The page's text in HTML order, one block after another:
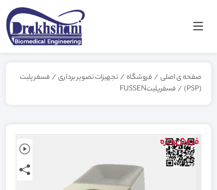
صفحه ی اصلی / فروشگاه / تجهیزات تصویر برداری / فسفر پلیت
(PSP)
/ فسفرپلیتFUSSEN